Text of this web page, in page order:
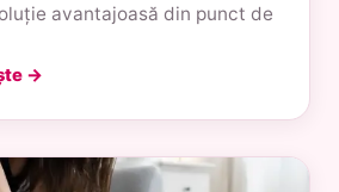
avantajoasă din punct de
→